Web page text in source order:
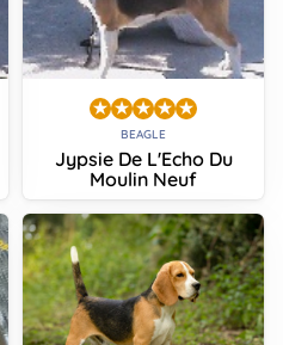
BEAGLE
Jypsie De L'Echo Du
Moulin Neuf